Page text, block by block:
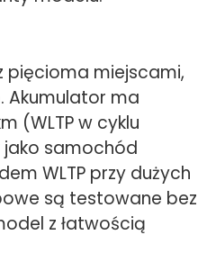
pięcioma miejscami,
Akumulator ma
(WLTP w cyklu
jako samochód
WLTP przy dużych
są testowane bez
z łatwością